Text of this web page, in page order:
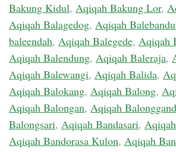
Bakung Kidul, Aqiqah Bakung Lor,
Aqiqah Balagedog, Aqiqah
baleendah, Aqiqah Balegede, Aqiqah
Aqiqah Balendung, Aqiqah Baleraja,
Aqiqah Balewangi, Aqiqah Balida,
Aqiqah Balokang, Aqiqah Balong,
Aqiqah Balongan, Aqiqah
Balongsari, Aqiqah Bandasari,
Aqiqah Bandorasa Kulon, Aqiqah